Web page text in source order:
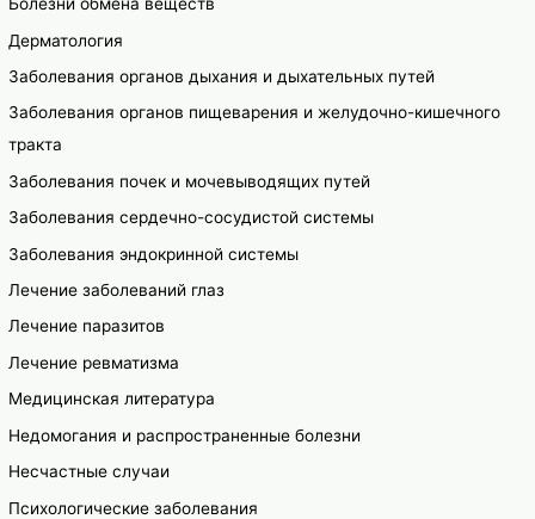
Болезни обмена веществ
Дерматология
Заболевания органов дыхания и дыхательных путей
Заболевания органов пищеварения и желудочно-кишечного
тракта
Заболевания почек и мочевыводящих путей
Заболевания сердечно-сосудистой системы
Заболевания эндокринной системы
Лечение заболеваний глаз
Лечение паразитов
Лечение ревматизма
Медицинская литература
Недомогания и распространенные болезни
Несчастные случаи
Психологические заболевания